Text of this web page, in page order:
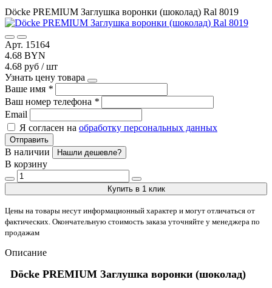
Döcke PREMIUM Заглушка воронки (шоколад) Ral 8019
Арт. 15164
4.68 BYN
4.68 руб / шт
Узнать цену товара
Ваше имя *
Ваш номер телефона *
Email
Я согласен на обработку персональных данных
Отправить
В наличии Нашли дешевле?
В корзину
Купить в 1 клик
Цены на товары несут информационный характер и могут отличаться от
фактических. Окончательную стоимость заказа уточняйте у менеджера по
продажам
Описание
Döcke PREMIUM Заглушка воронки (шоколад)